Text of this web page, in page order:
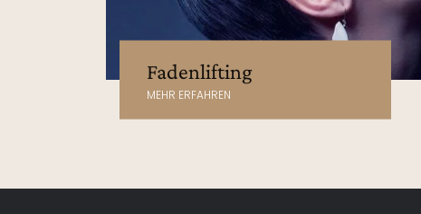
Fadenlifting
MEHR ERFAHREN